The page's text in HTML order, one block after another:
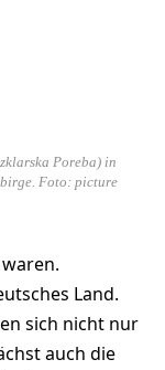
Poreba) in
Foto: picture
Land.
sich nicht nur
auch die